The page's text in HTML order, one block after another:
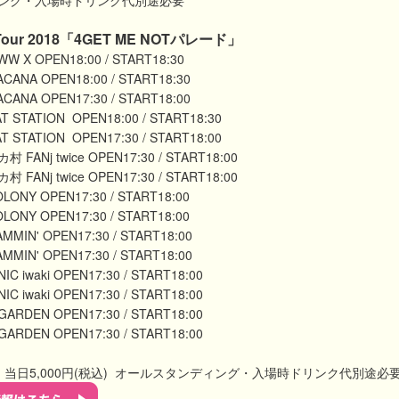
2018「4GET ME NOTパレード」
X OPEN18:00 / START18:30
OPEN18:00 / START18:30
OPEN17:30 / START18:00
STATION OPEN18:00 / START18:30
STATION OPEN17:30 / START18:00
村 FANj twice OPEN17:30 / START18:00
村 FANj twice OPEN17:30 / START18:00
OPEN17:30 / START18:00
OPEN17:30 / START18:00
OPEN17:30 / START18:00
OPEN17:30 / START18:00
iwaki OPEN17:30 / START18:00
iwaki OPEN17:30 / START18:00
OPEN17:30 / START18:00
OPEN17:30 / START18:00
日5,000円(税込) オールスタンディング・入場時ドリンク代別途必